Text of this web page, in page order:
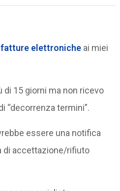
fatture elettroniche ai miei
di 15 giorni ma non ricevo
“decorrenza termini”.
essere una notifica
di accettazione/rifiuto